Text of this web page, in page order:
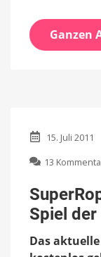
Ganzen
15. Juli 2011
13
Spiel der
Das